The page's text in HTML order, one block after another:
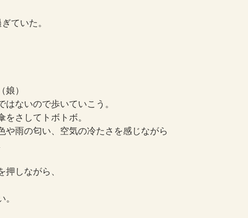
ていた。
）
ないので歩いていこう。
さしてトボトボ。
や雨の匂い、空気の冷たさを感じながら
しながら、